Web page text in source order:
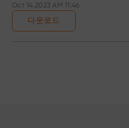
Oct 14,2023 AM 11:46
다운로드